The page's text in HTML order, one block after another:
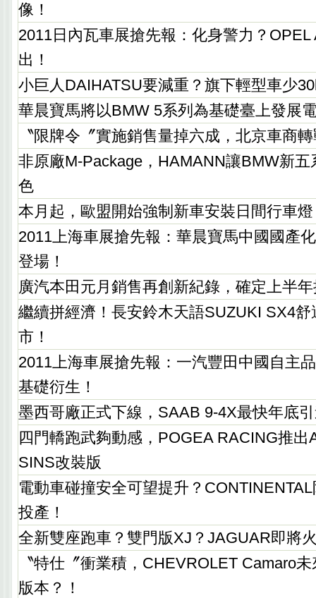
像！
2011日內瓦車展搶先報：化身警力？OPEL
出！
小巨人DAIHATSU要減重？旗下輕型車少
華晨寶馬將以BMW 5系列為基礎臺上發展
〝限牌令〞實施銷售量掉六成，北京車商
非原廠M-Package，HAMANN讓BMW新
色
本月起，歐盟開始強制新車安裝日間行車
2011上海車展搶先報：華晨寶馬中國國產
登場！
廣汽本田元月銷售再創新紀錄，確定上半
繼續拼經濟！長安鈴木天語SUZUKI SX4
市！
2011上海車展搶先報：一汽豐田中國自主
基礎衍生！
墨西哥廠正式下線，SAAB 9-4X最快年底
四門轎跑武夠動感，POGEA RACING推出
SINS改裝版
電動車碰撞安全可望提升？
投產！
全新雙座跑車？雙門版XJ？JAGUAR即將
〝特仕〞衝業積，CHEVROLET Camaro
版本？！